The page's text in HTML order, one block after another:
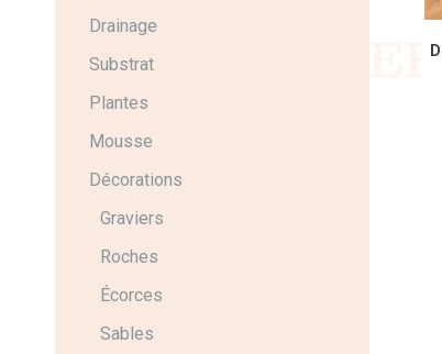
Drainage
Substrat
Plantes
Mousse
Décorations
Graviers
Roches
Écorces
Sables